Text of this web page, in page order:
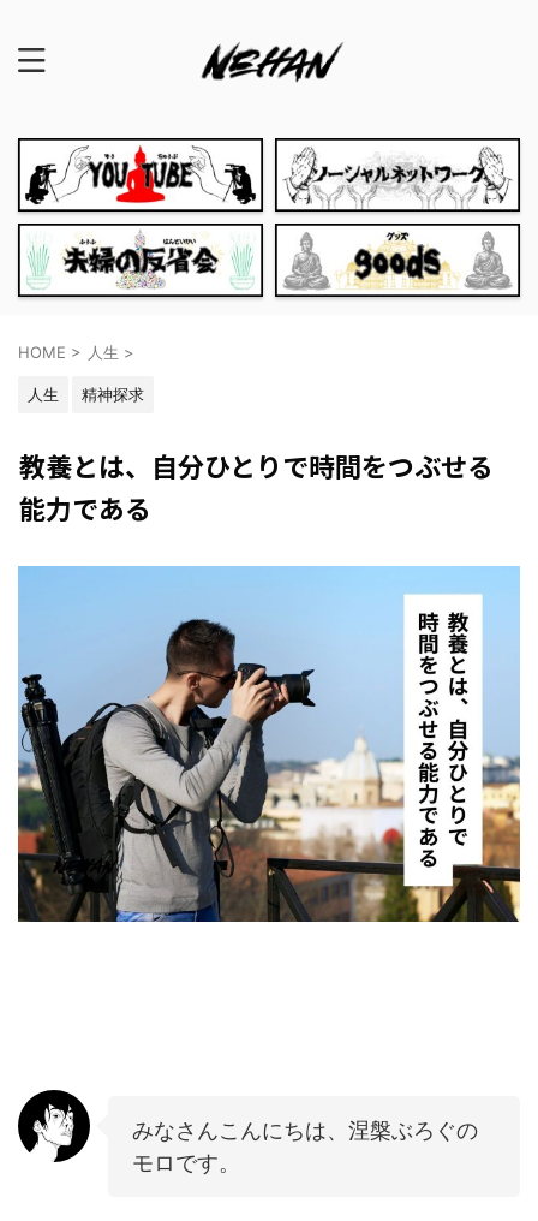
HOME > 人生 >
人生 精神探求
教養とは、自分ひとりで時間をつぶせる
能力である
みなさんこんにちは、涅槃ぶろぐの
モロです。